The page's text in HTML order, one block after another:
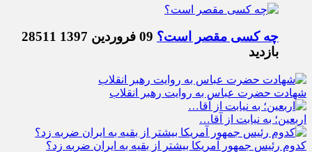
چه کسی مقصر است؟ 09 فروردین 1397
28511
بازدید
شهادت حضرت عباس به روایت رهبر انقلاب
اربعین؛ به نیابت از آقا…
کدوم رئیس جمهور آمریکا بیشتر از بقیه به ایران ضربه زد؟